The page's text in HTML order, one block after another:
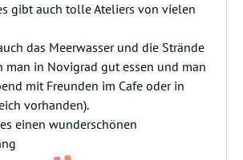
gibt auch tolle Ateliers von vielen
das Meerwasser und die Strände
man in Novigrad gut essen und man
mit Freunden im Cafe oder in
vorhanden).
einen wunderschönen